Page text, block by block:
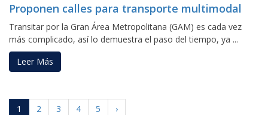
Proponen calles para transporte multimodal
Transitar por la Gran Área Metropolitana (GAM) es cada vez
más complicado, así lo demuestra el paso del tiempo, ya ...
Leer Más
1 2 3 4 5 ›